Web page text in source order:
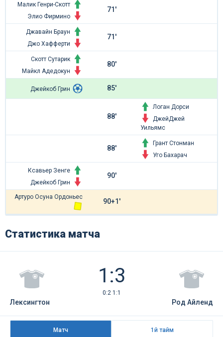
Малик Генри-Скотт
Элио Фирмино
71'
Джавайн Браун
Джо Хафферти
71'
Скотт Сутарик
Майкл Адедокун
80'
Джейкоб Грин 85'
88'
Логан Дорси
ДжейДжей
Уильямс
88'
Грант Стонман
Уго Бахарач
Ксавьер Зенге
Джейкоб Грин
90'
Артуро Осуна Ордоньес
90+1'
Статистика матча
1:3
0:2 1:1
Лексингтон Род Айленд
Матч 1й тайм